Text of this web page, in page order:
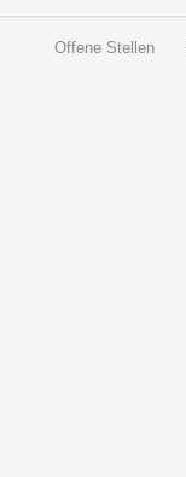
Offene Stellen